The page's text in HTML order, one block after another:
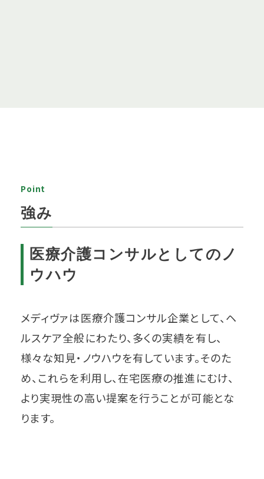
Point
強み
医療介護コンサルとしてのノ
ウハウ
メディヴァは医療介護コンサル企業として、ヘ
ルスケア全般にわたり、多くの実績を有し、
様々な知見・ノウハウを有しています。そのた
め、これらを利用し、在宅医療の推進にむけ、
より実現性の高い提案を行うことが可能とな
ります。